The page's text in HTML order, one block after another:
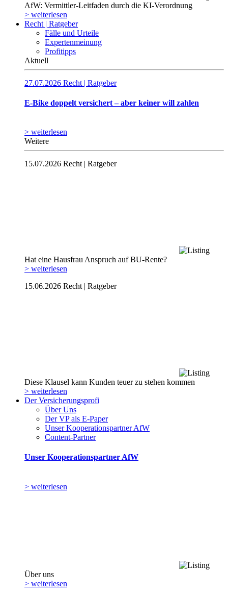
AfW: Vermittler-Leitfaden durch die KI-Verordnung
> weiterlesen
Recht | Ratgeber
Fälle und Urteile
Expertenmeinung
Profitipps
Aktuell
27.07.2026 Recht | Ratgeber
E-Bike doppelt versichert – aber keiner will zahlen
> weiterlesen
Weitere
15.07.2026 Recht | Ratgeber
Hat eine Hausfrau Anspruch auf BU-Rente?
> weiterlesen
15.06.2026 Recht | Ratgeber
Diese Klausel kann Kunden teuer zu stehen kommen
> weiterlesen
Der Versicherungsprofi
Über Uns
Der VP als E-Paper
Unser Kooperationspartner AfW
Content-Partner
Unser Kooperationspartner AfW
> weiterlesen
Über uns
> weiterlesen